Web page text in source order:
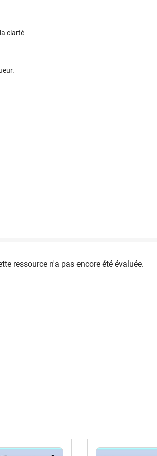
clarté
ressource n'a pas encore été évaluée.